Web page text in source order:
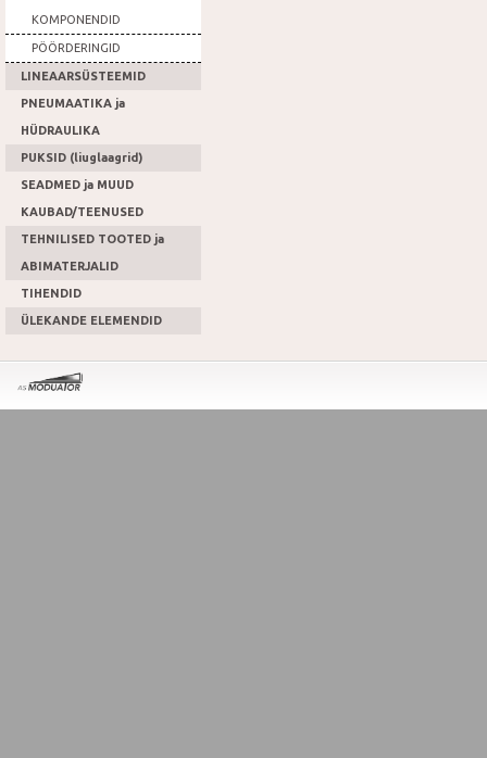
KOMPONENDID
PÖÖRDERINGID
LINEAARSÜSTEEMID
PNEUMAATIKA ja
HÜDRAULIKA
PUKSID (liuglaagrid)
SEADMED ja MUUD
KAUBAD/TEENUSED
TEHNILISED TOOTED ja
ABIMATERJALID
TIHENDID
ÜLEKANDE ELEMENDID